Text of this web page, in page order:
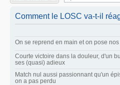
Comment le LOSC va-t-il
On se reprend en main et on pose
Courte victoire dans la douleur, d'un
ses (quasi) adieux
Match nul aussi passionnant qu'un
on a pas perdu